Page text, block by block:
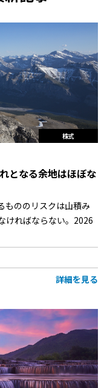
株式
となる余地はほぼな
もののリスクは山積み
ければならない。2026
詳細を見る